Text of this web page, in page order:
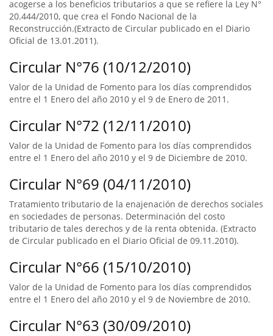
acogerse a los beneficios tributarios a que se refiere la Ley N°
20.444/2010, que crea el Fondo Nacional de la
Reconstrucción.(Extracto de Circular publicado en el Diario
Oficial de 13.01.2011).
Circular N°76 (10/12/2010)
Valor de la Unidad de Fomento para los días comprendidos
entre el 1 Enero del año 2010 y el 9 de Enero de 2011.
Circular N°72 (12/11/2010)
Valor de la Unidad de Fomento para los días comprendidos
entre el 1 Enero del año 2010 y el 9 de Diciembre de 2010.
Circular N°69 (04/11/2010)
Tratamiento tributario de la enajenación de derechos sociales
en sociedades de personas. Determinación del costo
tributario de tales derechos y de la renta obtenida. (Extracto
de Circular publicado en el Diario Oficial de 09.11.2010).
Circular N°66 (15/10/2010)
Valor de la Unidad de Fomento para los días comprendidos
entre el 1 Enero del año 2010 y el 9 de Noviembre de 2010.
Circular N°63 (30/09/2010)